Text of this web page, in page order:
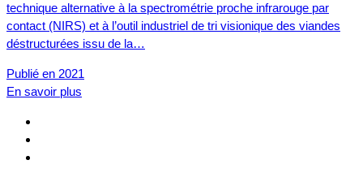
technique alternative à la spectrométrie proche infrarouge par
contact (NIRS) et à l’outil industriel de tri visionique des viandes
déstructurées issu de la…
Publié en 2021
En savoir plus